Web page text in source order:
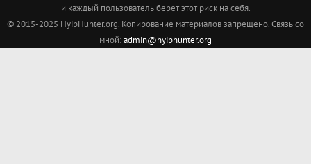
и каждый пользователь берет этот риск на себя.
© 2015-2025 HyipHunter.org. Копирование материалов запрещено. Связь со
мной:admin@hyiphunter.org